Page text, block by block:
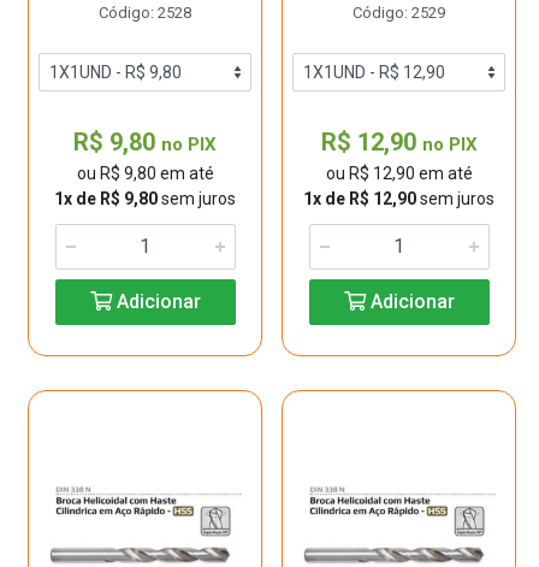
Código: 2528
R$ 9,80 no PIX
ou R$ 9,80 em até
1x de R$ 9,80sem juros
Adicionar
Código: 2529
R$ 12,90 no PIX
ou R$ 12,90 em até
1x de R$ 12,90sem juros
Adicionar